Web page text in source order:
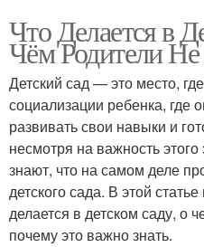
Что Делается в
Чём Родители Не
Детский сад — это место,
социализации ребенка, где
развивать свои навыки и
несмотря на важность
знают, что на самом деле
детского сада. В этой
делается в детском саду, о
почему это важно знать.